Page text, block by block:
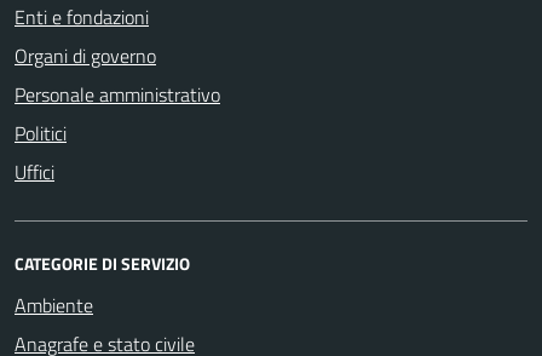
Enti e fondazioni
Organi di governo
Personale amministrativo
Politici
Uffici
CATEGORIE DI SERVIZIO
Ambiente
Anagrafe e stato civile